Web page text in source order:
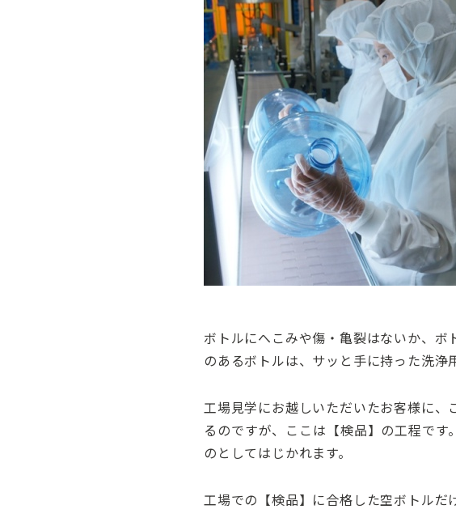
ボトルにへこみや傷・亀裂はないか、
のあるボトルは、サッと手に持った洗浄
工場見学にお越しいただいたお客様に
るのですが、ここは【検品】の工程で
のとしてはじかれます。
工場での【検品】に合格した空ボトルだ